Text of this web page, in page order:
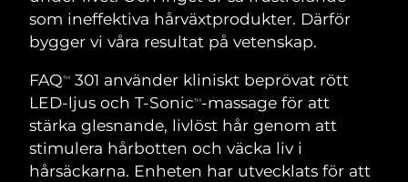
som ineffektiva hårväxtprodukter. Därför
bygger vi våra resultat på vetenskap.
FAQTM
301 använder kliniskt beprövat rött
LED-ljus och T-SonicTM-massage för att
stärka glesnande, livlöst hår genom att
stimulera hårbotten och väcka liv i
hårsäckarna. Enheten har utvecklats för att
Ansiktsrengöring
LUNA™ 4-paket
Anti-aging massage
Ansiktslyft
BEAR™ 2-paket
Microcurrent toning
Österrike Förväntad leverans 8/12/26
Bahrain Förväntad leverans 8/13/26
Belgien Förväntad leverans
Bermuda Förväntad leverans